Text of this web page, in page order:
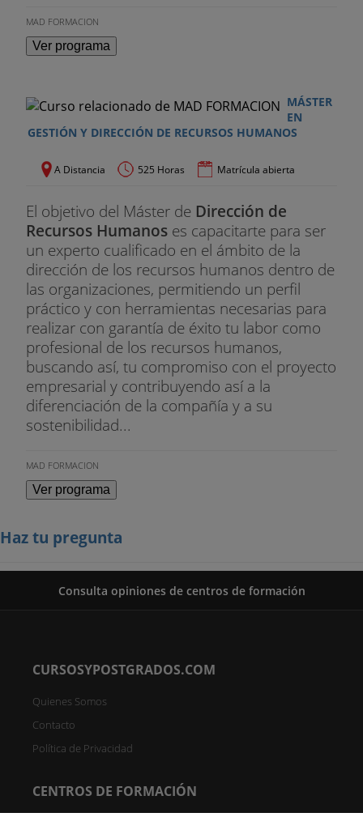
MAD FORMACION
Ver programa
MÁSTER
EN
GESTIÓN Y DIRECCIÓN DE RECURSOS HUMANOS
A Distancia 525 Horas Matrícula abierta
El objetivo del Máster de Dirección de
Recursos Humanos es capacitarte para ser
un experto cualificado en el ámbito de la
dirección de los recursos humanos dentro de
las organizaciones, permitiendo un perfil
práctico y con herramientas necesarias para
realizar con garantía de éxito tu labor como
profesional de los recursos humanos,
buscando así, tu compromiso con el proyecto
empresarial y contribuyendo así a la
diferenciación de la compañía y a su
sostenibilidad...
MAD FORMACION
Ver programa
Haz tu pregunta
Consulta opiniones de centros de formación
CURSOSYPOSTGRADOS.COM
Quienes Somos
Contacto
Política de Privacidad
CENTROS DE FORMACIÓN